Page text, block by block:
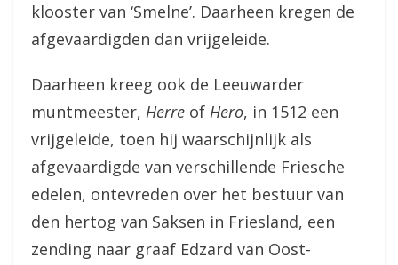
klooster van ‘Smelne’. Daarheen kregen de
afgevaardigden dan vrijgeleide.
Daarheen kreeg ook de Leeuwarder
muntmeester, Herre of Hero, in 1512 een
vrijgeleide, toen hij waarschijnlijk als
afgevaardigde van verschillende Friesche
edelen, ontevreden over het bestuur van
den hertog van Saksen in Friesland, een
zending naar graaf Edzard van Oost-